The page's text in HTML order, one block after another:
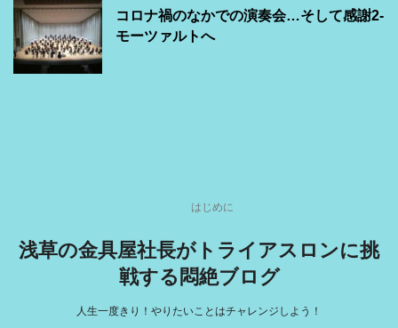
コロナ禍のなかでの演奏会…そして感謝2-
モーツァルトへ
はじめに
浅草の金具屋社長がトライアスロンに挑
戦する悶絶ブログ
人生一度きり！やりたいことはチャレンジしよう！